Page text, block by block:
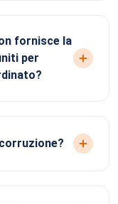
fornisce la
per